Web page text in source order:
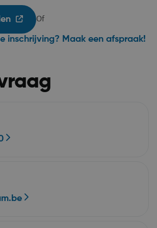
Of
inschrijving? Maak een afspraak!
Privacy Policy